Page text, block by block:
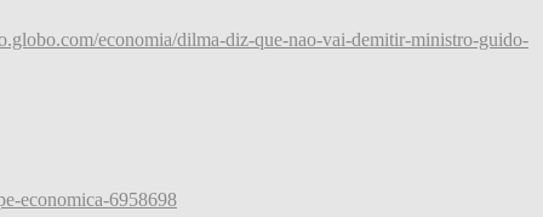
economia/dilma-diz-que-nao-vai-demitir-ministro-guido-
economica-6958698